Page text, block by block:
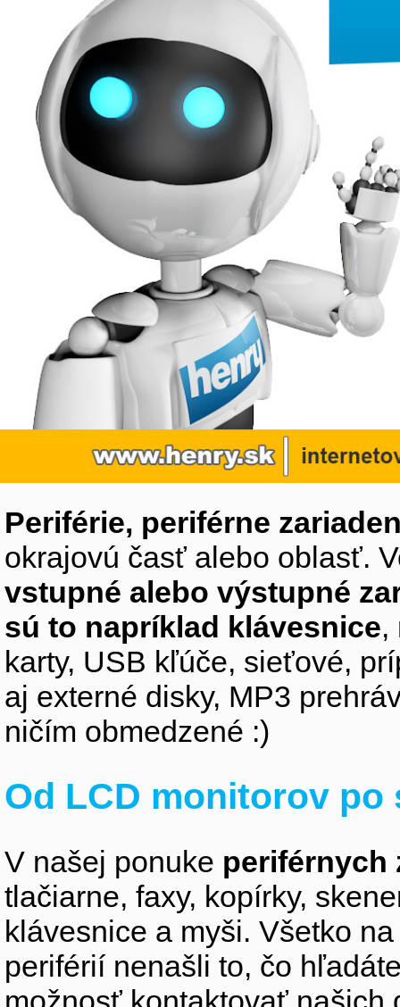
Periférie, periférne
okrajovú časť alebo oblasť.
vstupné alebo výstupné
sú to napríklad klávesnice,
karty, USB kľúče, sieťové,
aj externé disky, MP3
ničím obmedzené :)
Od LCD monitorov
V našej ponuke periférnych
tlačiarne, faxy, kopírky,
klávesnice a myši. Všetko
periférií nenašli to, čo